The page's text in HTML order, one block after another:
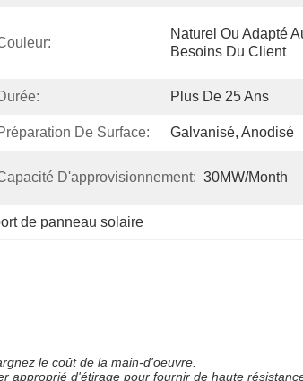
Naturel Ou Adapté
Besoins Du Client
Plus De 25 Ans
De Surface: Galvanisé, Anodisé
D'approvisionnement: 30MW/month
de panneau solaire
le coût de la main-d'oeuvre.
d'étirage pour fournir de haute